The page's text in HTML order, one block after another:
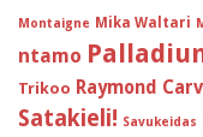
Montaigne Mika Waltari
ntamo
Trikoo Raymond
Satakieli! Savukeidas